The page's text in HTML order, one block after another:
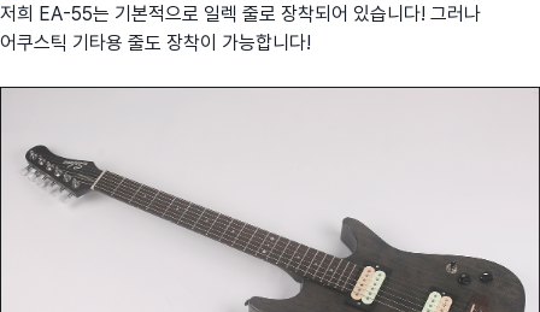
저희 EA-55는 기본적으로 일렉 줄로 장착되어 있습니다! 그러나
어쿠스틱 기타용 줄도 장착이 가능합니다!